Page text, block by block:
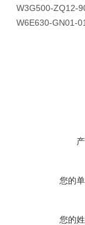
W3G500-ZQ12-
W6E630-GN01-
您的
您的